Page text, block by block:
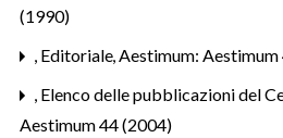
(1990)
, Editoriale,Aestimum: Aestimum
, Elenco delle pubblicazioni del
Aestimum 44 (2004)